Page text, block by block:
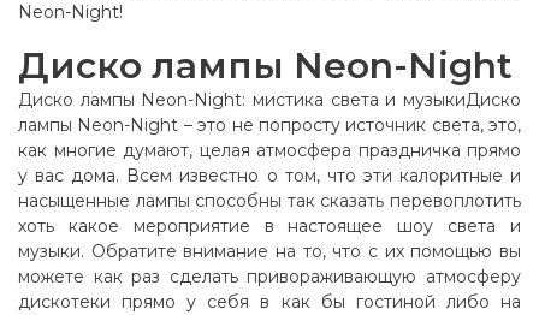
Neon-Night!
Диско лампы Neon-Night
Диско лампы Neon-Night: мистика света и музыкиДиско
лампы Neon-Night – это не попросту источник света, это,
как многие думают, целая атмосфера праздничка прямо
у вас дома. Всем известно о том, что эти калоритные и
насыщенные лампы способны так сказать перевоплотить
хоть какое мероприятие в настоящее шоу света и
музыки. Обратите внимание на то, что с их помощью вы
можете как раз сделать привораживающую атмосферу
дискотеки прямо у себя в как бы гостиной либо на